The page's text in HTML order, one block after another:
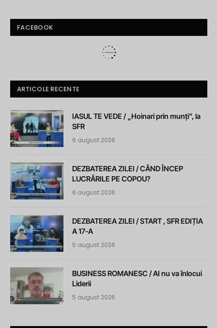
FACEBOOK
ARTICOLE RECENTE
IASUL TE VEDE / „Hoinari prin munți”, la
SFR
6 august 2026
DEZBATEREA ZILEI / CÂND ÎNCEP
LUCRĂRILE PE COPOU?
6 august 2026
DEZBATEREA ZILEI / START , SFR EDIȚIA
A 17-A
5 august 2026
BUSINESS ROMANESC / AI nu va înlocui
Liderii
5 august 2026